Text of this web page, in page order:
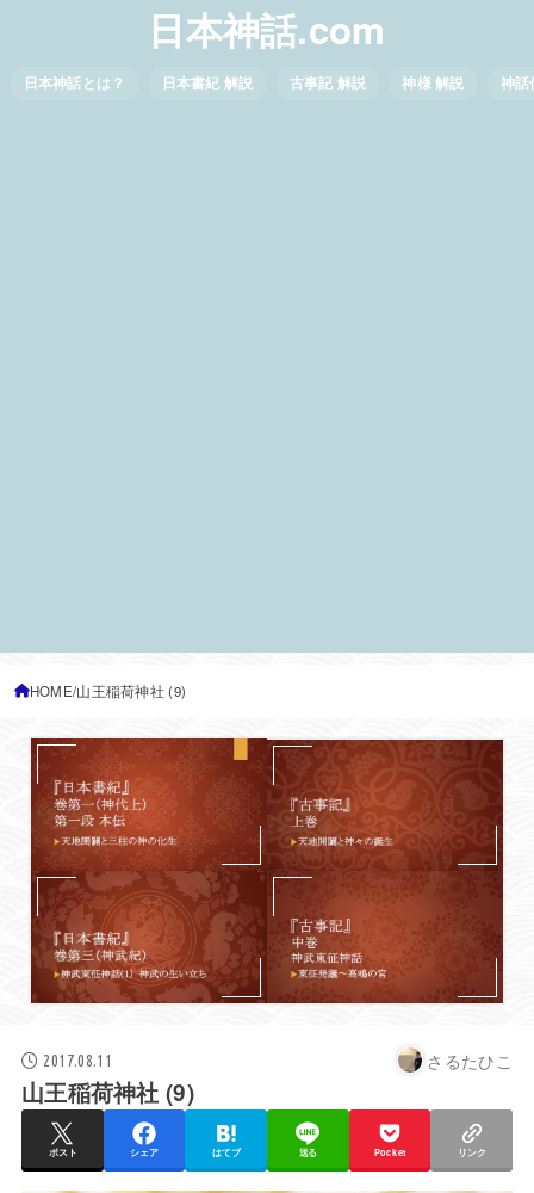
日本神話.com
日本神話とは？ 日本書紀 解説 古事記 解説 神様 解説 神話
HOME 山王稲荷神社 (9)
2017.08.11 さるたひこ
山王稲荷神社 (9)
ポスト シェア はてブ 送る Pocket リンク